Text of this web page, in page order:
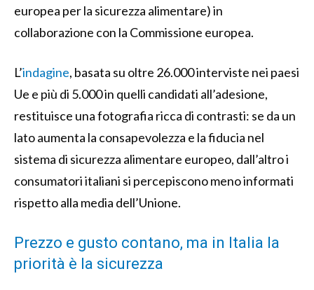
europea per la sicurezza alimentare) in
collaborazione con la Commissione europea.
L’indagine, basata su oltre 26.000 interviste nei paesi
Ue e più di 5.000 in quelli candidati all’adesione,
restituisce una fotografia ricca di contrasti: se da un
lato aumenta la consapevolezza e la fiducia nel
sistema di sicurezza alimentare europeo, dall’altro i
consumatori italiani si percepiscono meno informati
rispetto alla media dell’Unione.
Prezzo e gusto contano, ma in Italia la
priorità è la sicurezza